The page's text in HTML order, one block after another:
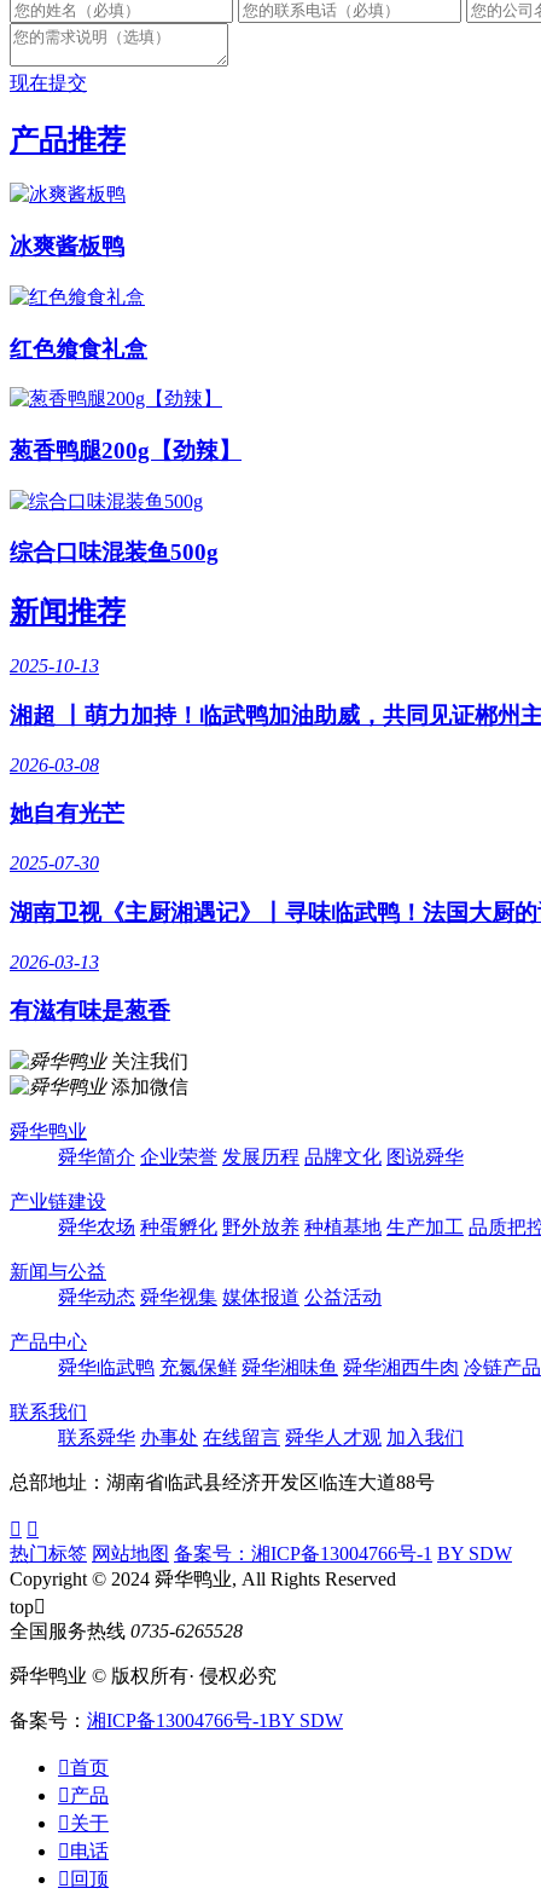
现在提交
产品推荐
冰爽酱板鸭
红色飨食礼盒
葱香鸭腿200g【劲辣】
综合口味混装鱼500g
新闻推荐
2025-10-13
湘超 丨萌力加持！临武鸭加油助威，共同见证郴州
2026-03-08
她自有光芒
2025-07-30
湖南卫视《主厨湘遇记》丨寻味临武鸭！法国大厨
2026-03-13
有滋有味是葱香
关注我们
添加微信
舜华鸭业
舜华简介 企业荣誉 发展历程 品牌文化 图说舜华
产业链建设
舜华农场 种蛋孵化 野外放养 种植基地 生产加工 品质把
新闻与公益
舜华动态 舜华视集 媒体报道 公益活动
产品中心
舜华临武鸭 充氮保鲜 舜华湘味鱼 舜华湘西牛肉 冷链产品
联系我们
联系舜华 办事处 在线留言 舜华人才观 加入我们
总部地址：湖南省临武县经济开发区临连大道88号
 
热门标签 网站地图 备案号：湘ICP备13004766号-1 BY SDW
Copyright © 2024 舜华鸭业, All Rights Reserved
top
全国服务热线 0735-6265528
舜华鸭业 © 版权所有· 侵权必究
备案号： 湘ICP备13004766号-1BY SDW
首页
产品
关于
电话
 回顶